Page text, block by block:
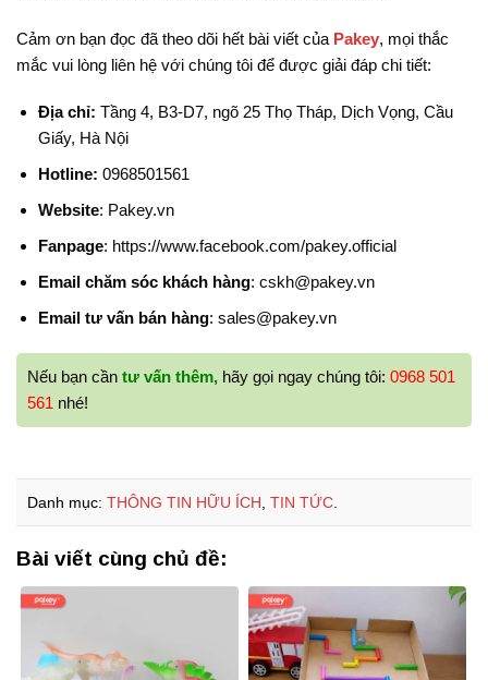
Cảm ơn bạn đọc đã theo dõi hết bài viết của Pakey, mọi thắc
mắc vui lòng liên hệ với chúng tôi để được giải đáp chi tiết:
Địa chỉ: Tầng 4, B3-D7, ngõ 25 Thọ Tháp, Dịch Vọng, Cầu
Giấy, Hà Nội
Hotline: 0968501561
Website: Pakey.vn
Fanpage: https://www.facebook.com/pakey.official
Email chăm sóc khách hàng: cskh@pakey.vn
Email tư vấn bán hàng: sales@pakey.vn
Nếu bạn cần tư vấn thêm, hãy gọi ngay chúng tôi: 0968 501
561 nhé!
Danh mục: THÔNG TIN HỮU ÍCH, TIN TỨC.
Bài viết cùng chủ đề: